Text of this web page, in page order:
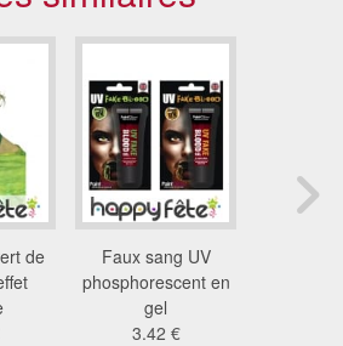
de
Faux sang UV
phosphorescent en
gel
3.42 €